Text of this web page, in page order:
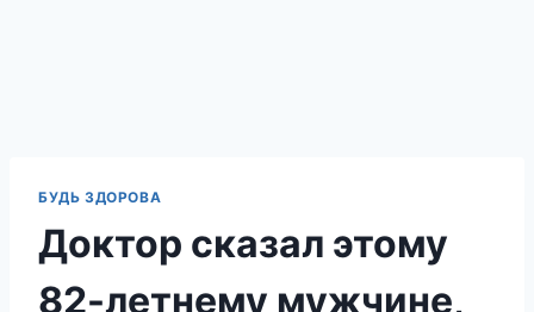
БУДЬ ЗДОРОВА
Доктор сказал этому
82-летнему мужчине,